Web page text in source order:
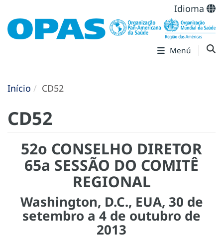
Idioma
Menú
Início CD52
CD52
52o CONSELHO DIRETOR
65a SESSÃO DO COMITÊ
REGIONAL
Washington, D.C., EUA, 30 de
setembro a 4 de outubro de
2013